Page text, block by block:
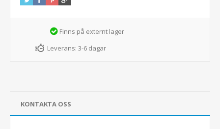
Finns på externt lager
Leverans: 3-6 dagar
KONTAKTA OSS